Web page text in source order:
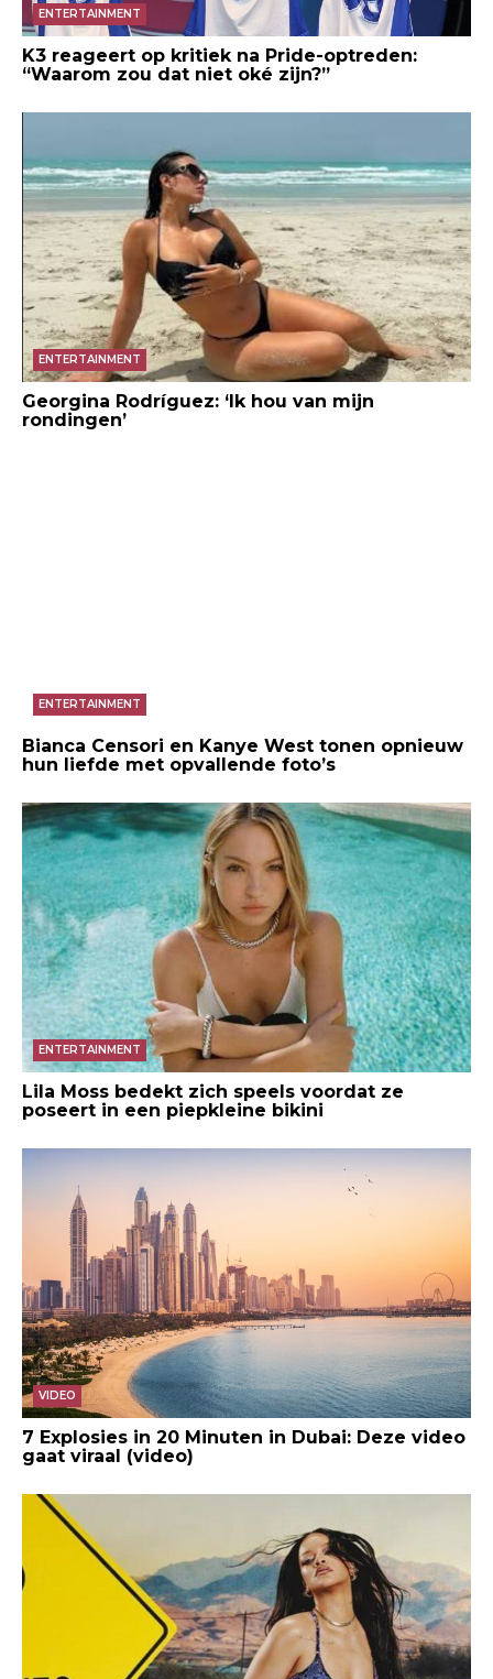
ENTERTAINMENT
K3 reageert op kritiek na Pride-optreden:
“Waarom zou dat niet oké zijn?”
ENTERTAINMENT
Georgina Rodríguez: ‘Ik hou van mijn
rondingen’
ENTERTAINMENT
Bianca Censori en Kanye West tonen opnieuw
hun liefde met opvallende foto’s
ENTERTAINMENT
Lila Moss bedekt zich speels voordat ze
poseert in een piepkleine bikini
VIDEO
7 Explosies in 20 Minuten in Dubai: Deze video
gaat viraal (video)